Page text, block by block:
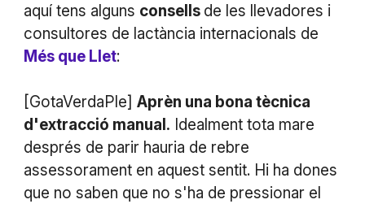
aquí tens alguns consells de les llevadores i
consultores de lactància internacionals de
Més que Llet:
[GotaVerdaPle] Aprèn una bona tècnica
d'extracció manual. Idealment tota mare
després de parir hauria de rebre
assessorament en aquest sentit. Hi ha dones
que no saben que no s'ha de pressionar el